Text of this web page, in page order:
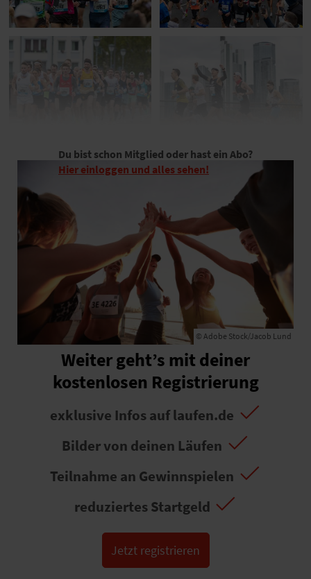
Du bist schon Mitglied oder hast ein Abo?
Hier einloggen und alles sehen!
© Adobe Stock/Jacob Lund
Weiter geht’s mit deiner
kostenlosen Registrierung
exklusive Infos auf laufen.de
Bilder von deinen Läufen
Teilnahme an Gewinnspielen
reduziertes Startgeld
Jetzt registrieren